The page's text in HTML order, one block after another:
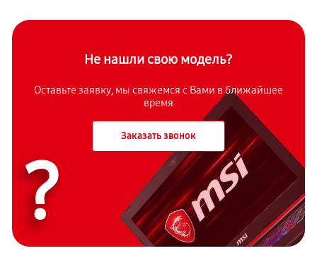
Не нашли свою модель?
Оставьте заявку, мы свяжемся с Вами в ближайшее
время
Заказать звонок
?